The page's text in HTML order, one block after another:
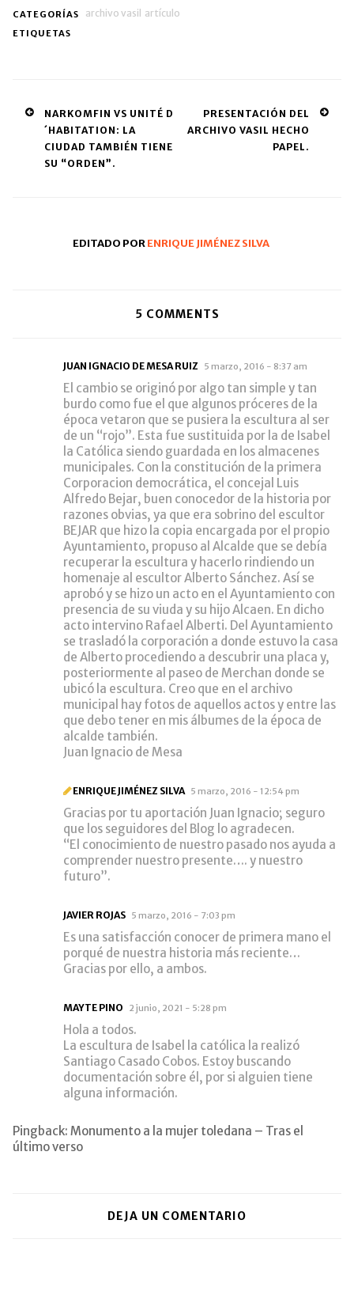
CATEGORÍAS archivo vasil artículo
ETIQUETAS
Post
navigation
NARKOMFIN VS UNITÉ D
´HABITATION: LA
CIUDAD TAMBIÉN TIENE
SU “ORDEN”.
PRESENTACIÓN DEL
ARCHIVO VASIL HECHO
PAPEL.
EDITADO PORENRIQUE JIMÉNEZ SILVA
5 COMMENTS
JUAN IGNACIO DE MESA RUIZ 5 marzo, 2016 - 8:37 am
El cambio se originó por algo tan simple y tan
burdo como fue el que algunos próceres de la
época vetaron que se pusiera la escultura al ser
de un “rojo”. Esta fue sustituida por la de Isabel
la Católica siendo guardada en los almacenes
municipales. Con la constitución de la primera
Corporacion democrática, el concejal Luis
Alfredo Bejar, buen conocedor de la historia por
razones obvias, ya que era sobrino del escultor
BEJAR que hizo la copia encargada por el propio
Ayuntamiento, propuso al Alcalde que se debía
recuperar la escultura y hacerlo rindiendo un
homenaje al escultor Alberto Sánchez. Así se
aprobó y se hizo un acto en el Ayuntamiento con
presencia de su viuda y su hijo Alcaen. En dicho
acto intervino Rafael Alberti. Del Ayuntamiento
se trasladó la corporación a donde estuvo la casa
de Alberto procediendo a descubrir una placa y,
posteriormente al paseo de Merchan donde se
ubicó la escultura. Creo que en el archivo
municipal hay fotos de aquellos actos y entre las
que debo tener en mis álbumes de la época de
alcalde también.
Juan Ignacio de Mesa
ENRIQUE JIMÉNEZ SILVA 5 marzo, 2016 - 12:54 pm
Gracias por tu aportación Juan Ignacio; seguro
que los seguidores del Blog lo agradecen.
“El conocimiento de nuestro pasado nos ayuda a
comprender nuestro presente…. y nuestro
futuro”.
JAVIER ROJAS 5 marzo, 2016 - 7:03 pm
Es una satisfacción conocer de primera mano el
porqué de nuestra historia más reciente…
Gracias por ello, a ambos.
MAYTE PINO 2 junio, 2021 - 5:28 pm
Hola a todos.
La escultura de Isabel la católica la realizó
Santiago Casado Cobos. Estoy buscando
documentación sobre él, por si alguien tiene
alguna información.
Pingback: Monumento a la mujer toledana – Tras el
último verso
DEJA UN COMENTARIO